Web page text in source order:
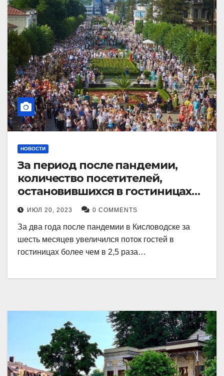
НОВОСТИ
За период после пандемии,
количество посетителей,
остановившихся в гостиницах
Кисловодска, выросло в 2,5 раза.
ИЮЛ 20, 2023 0 COMMENTS
За два года после пандемии в Кисловодске за
шесть месяцев увеличился поток гостей в
гостиницах более чем в 2,5 раза…